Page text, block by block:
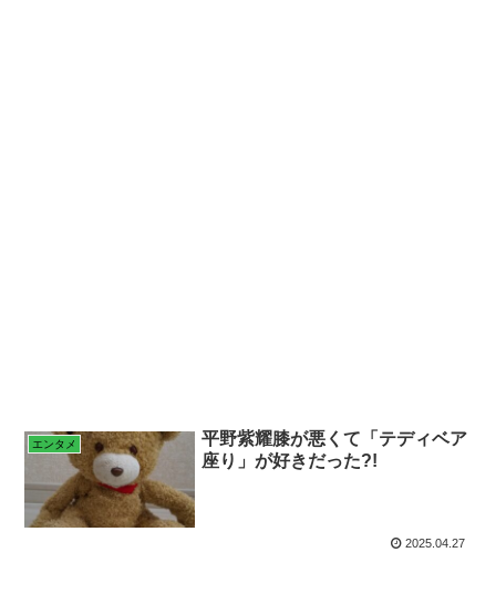
エンタメ
平野紫耀膝が悪くて「テディベア
座り」が好きだった?!
2025.04.27